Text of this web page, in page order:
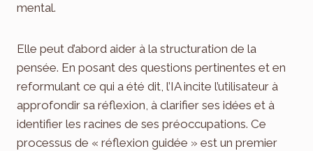
mental.
Elle peut d’abord aider à la structuration de la
pensée. En posant des questions pertinentes et en
reformulant ce qui a été dit, l’IA incite l’utilisateur à
approfondir sa réflexion, à clarifier ses idées et à
identifier les racines de ses préoccupations. Ce
processus de « réflexion guidée » est un premier